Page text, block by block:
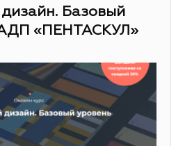
Базовый
«ПЕНТАСКУЛ»